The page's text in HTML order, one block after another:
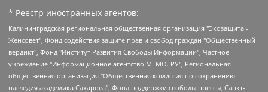
* Реестр иностранных агентов:
Калининградская региональная общественная организация "Экозащита!-Женсовет", Фонд содействия защите прав и свобод граждан "Общественный вердикт", Фонд "Институт Развития Свободы Информации", Частное учреждение "Информационное агентство МЕМО. РУ", Региональная общественная организация "Общественная комиссия по сохранению наследия академика Сахарова", Фонд поддержки свободы прессы, Санкт-Петербургская общественная правозащитная организация "Гражданский контроль", Межрегиональная общественная организация "Информационно-просветительский центр "Мемориал", Региональный Фонд "Центр Защиты Прав Средств Массовой Информации", с 05.12.2023 Фонд "Центр Защиты Прав Средств массовой информации", Региональная общественная благотворительная организация помощи беженцам и мигрантам "Гражданское содействие", Негосударственное образовательное учреждение дополнительного профессионального образования (повышение квалификации) специалистов "АКАДЕМИЯ ПО ПРАВАМ ЧЕЛОВЕКА", Свердловская региональная общественная организация "Сутяжник", Автономная некоммерческая организация "Центр независимых социологических исследований", Союз общественных объединений "Российский исследовательский центр по правам человека", Региональное общественное учреждение научно-информационный центр "МЕМОРИАЛ", Некоммерческая организация "Фонд защиты гласности", Автономная некоммерческая организация "Институт прав человека", Городская общественная организация "Екатеринбургское общество "МЕМОРИАЛ", Городская общественная организация "Рязанское историко-просветительское и правозащитное общество "Мемориал" (Рязанский Мемориал), Челябинский региональный орган общественной самодеятельности – женское общественное объединение "Женщины Евразии", Челябинский региональный орган общественной самодеятельности "Уральская правозащитная группа", Фонд содействия защите здоровья и социальной справедливости имени Андрея Рылькова, Автономная Некоммерческая Организация "Аналитический Центр Юрия Левады", Автономная некоммерческая организация социальной поддержки населения "Проект Апрель", Региональная общественная организация помощи женщинам и детям, находящимся в кризисной ситуации "Информационно-методический центр "Анна", Фонд содействия развитию массовых коммуникаций и правовому просвещению "Так-так-Так", Фонд содействия устойчивому развитию "Серебряная тайга", Свердловский региональный общественный фонд социальных проектов "Новое время", "Idel.Реалии", Кавказ.Реалии, Крым.Реалии, Телеканал Настоящее Время, Татаро-башкирская служба Радио Свобода (Azatliq Radiosi), Радио Свободная Европа/Радио Свобода (PCE/PC), "Сибирь.Реалии", "Фактограф", Благотворительный фонд помощи осужденным и их семьям, Автономная некоммерческая организация "Институт глобализации и социальных движений", Фонд "В защиту прав заключенных", Частное учреждение "Центр поддержки и содействия развитию средств массовой информации", Пензенский региональный общественный благотворительный фонд "Гражданский союз", "Север.Реалии", Некоммерческая организация Фонд "Правовая инициатива", Общество с ограниченной ответственностью "Радио Свободная Европа/Радио Свобода", Чешское информационное агентство "MEDIUM-ORIENT", Красноярская региональная общественная организация "Мы против СПИДа", Камалягин Денис Николаевич, Маркелов Сергей Евгеньевич, Пономарев Лев Александрович, Савицкая Людмила Алексеевна, Автономная некоммерческая организация "Центр по работе с проблемой насилия "НАСИЛИЮ.НЕТ", Межрегиональный профессиональный союз работников здравоохранения "Альянс врачей", Юридическое лицо, зарегистрированное в Латвийской Республике, SIA "Medusa Project" (регистрационный номер 40103797863, дата регистрации 10.06.2014), Некоммерческая организация "Фонд по борьбе с коррупцией", Автономная некоммерческая организация "Институт права и публичной политики", Баданин Роман Сергеевич, Гликин Максим Александрович, Железнова Мария Михайловна, Лукьянова Юлия Сергеевна, Маетная Елизавета Витальевна, Маняхин Петр Борисович, Чуракова Ольга Владимировна, Ярош Юлия Петровна, Юридическое лицо "The Insider SIA", зарегистрированное в Риге, Латвийская Республика (дата регистрации 26.06.2015), являющееся администратором доменного имени интернет-издания "The Insider SIA", https://theins.ru, Постернак Алексей Евгеньевич, Рубин Михаил Аркадьевич, Анин Роман Александрович, Юридическое лицо Istories fonds, зарегистрированное в Латвийской Республике (регистрационный номер 50008295751, дата регистрации 24.02.2020), Великовский Дмитрий Александрович, Долинина Ирина Николаевна, Мароховская Алеся Алексеевна, Шлейнов Роман Юрьевич, Шмагун Олеся Валентиновна, Общество с ограниченной ответственностью "Альтаир 2021", Общество с ограниченной ответственностью "Вега 2021", Общество с ограниченной ответственностью "Главный редактор 2021", Общество с ограниченной ответственностью "Ромашки монолит", Важенков Артем Валерьевич, Ивановская областная общественная организация "Центр гендерных исследований", Гурман Юрий Альбертович, Медиапроект "ОВД-Инфо", Егоров Владимир Владимирович, Жилинский Владимир Александрович, Общество с ограниченной ответственностью "ЗП", Иванова София Юрьевна, Карезина Инна Павловна, Кильтау Екатерина Викторовна, Петров Алексей Викторович, Пискунов Сергей Евгеньевич, Смирнов Сергей Сергеевич, Тихонов Михаил Сергеевич, Общество с ограниченной ответственностью "ЖУРНАЛИСТ-ИНОСТРАННЫЙ АГЕНТ", Арапова Галина Юрьевна, Вольтская Татьяна Анатольевна, Американская компания "Mason G.E.S. Anonymous Foundation" (США), являющаяся владельцем интернет-издания https://mnews.world/, Компания "Stichting Bellingcat", зарегистрированная в Нидерландах (дата регистрации 11.07.2018), Захаров Андрей Вячеславович, Клепиковская Екатерина Дмитриевна, Общество с ограниченной ответственностью "МЕМО", Перл Роман Александрович, Симонов Евгений Алексеевич, Соловьева Елена Анатольевна, Сотников Даниил Владимирович, Сурначева Елизавета Дмитриевна, Автономная некоммерческая организация по защите прав человека и информированию населения "Якутия – Наше Мнение", Общество с ограниченной ответственностью "Москоу диджитал медиа", с 26.01.2023 Общество с ограниченной ответственностью "Чайка Белые сады", Ветошкина Валерия Валерьевна, Заговора Максим Александрович, Межрегиональное общественное движение "Российская ЛГБТ - сеть", Оленичев Максим Владимирович, Павлов Иван Юрьевич, Скворцова Елена Сергеевна, Общество с ограниченной ответственностью "Как бы инагент", Кочетков Игорь Викторович, Общество с ограниченной ответственностью "Честные выборы", Еланчик Олег Александрович, Общество с ограниченной ответственностью "Нобелевский призыв", Гималова Регина Эмилевна, Григорьев Андрей Валерьевич, Григорьева Алина Александровна, Ассоциация по содействию защите прав призывников, альтернативнослужащих и военнослужащих "Правозащитная группа "Гражданин.Армия.Право", Хисамова Регина Фаритовна, Автономная некоммерческая организация по реализации социально-правовых программ "Лилит", Дальневосточное общественное движение "Маяк", Санкт-Петербургская ЛГБТ-инициативная группа "Выход", Инициативная группа ЛГБТ+ "Реверс", Алексеев Андрей Викторович, Бекбулатова Таисия Львовна, Беляев Иван Михайлович, Владыкина Елена Сергеевна, Гельман Марат Александрович, Никульшина Вероника Юрьевна, Толоконникова Надежда Андреевна, Шендерович Виктор Анатольевич, Общество с ограниченной ответственностью "Данное сообщение", Общество с ограниченной ответственностью Издательский дом "Новая глава", Айнбиндер Александра Александровна, Московский комьюнити-центр для ЛГБТ+инициатив, Благотворительный фонд развития филантропии, Deutsche Welle (Германия, Kurt-Schumacher-Strasse 3, 53113 Bonn), Борзунова Мария Михайловна, Воробьев Виктор Викторович, Голубева Анна Львовна, Константинова Алла Михайловна, Малкова Ирина Владимировна, Мурадов Мурад Абдулгалимович, Осетинская Елизавета Николаевна, Понасенков Евгений Николаевич, Ганапольский Матвей Юрьевич, Киселев Евгений Алексеевич, Борухович Ирина Григорьевна, Дремин Иван Тимофеевич, Дубровский Дмитрий Викторович, Красноярская региональная общественная организация поддержки и развития альтернативных образовательных технологий и межкультурных коммуникаций "ИНТЕРРА", Маяковская Екатерина Алексеевна, Фейгин Марк Захарович, Филимонов Андрей Викторович, Дзугкоева Регина Николаевна, Доброхотов Роман Александрович, Дудь Юрий Александрович, Елкин Сергей Владимирович, Кругликов Кирилл Игоревич, Сабунаева Мария Леонидовна, Семенов Алексей Владимирович, Шаинян Карен Багратович, Шульман Екатерина Михайловна, Асафьев Артур Валерьевич, Вахштайн Виктор Семенович, Венедиктов Алексей Алексеевич, Лушникова Екатерина Евгеньевна, Волков Леонид Михайлович, Невзоров Александр Глебович, Пархоменко Сергей Борисович, Сироткин Ярослав Николаевич, Кара-Мурза Владимир Владимирович, Баранова Наталья Владимировна, Гозман Леонид Яковлевич, Кагарлицкий Борис Юльевич, Климарев Михаил Валерьевич, Милов Владимир Станиславович, Автономная некоммерческая организация Краснодарский центр современного искусства "Типография", Моргенштерн Алишер Тагирович, Соболь Любовь Эдуардовна, Общество с ограниченной ответственностью "ЛИЗА НОРМ", Каспаров Гарри Кимович, Ходорковский Михаил Борисович, Общество с ограниченной ответственностью "Апрельские тезисы", Данилович Ирина Брониславовна, Кашин Олег Владимирович, Петров Николай Владимирович, Пивоваров Алексей Владимирович, Соколов Михаил Владимирович, Цветкова Юлия Владимировна, Чичваркин Евгений Александрович, Комитет против пыток/Команда против пыток, Общество с ограниченной ответственностью "Первый научный", Общество с ограниченной ответственностью "Вертолет и ко", Белоцерковская Вероника Борисовна, Кац Максим Евгеньевич, Лазарева Татьяна Юрьевна, Шаведдинов Руслан Табризович, Яшин Илья Валерьевич, Общество с ограниченной ответственностью "Иноагент ААВ", Алешковский Дмитрий Петрович, Альбац Евгения Марковна, Быков Дмитрий Львович, Галямина Юлия Евгеньевна, Лойко Сергей Леонидович, Мартынов Кирилл Константинович, Медведев Сергей Александрович, Крашенинников Федор Геннадиевич, Гордеева Катерина Вл